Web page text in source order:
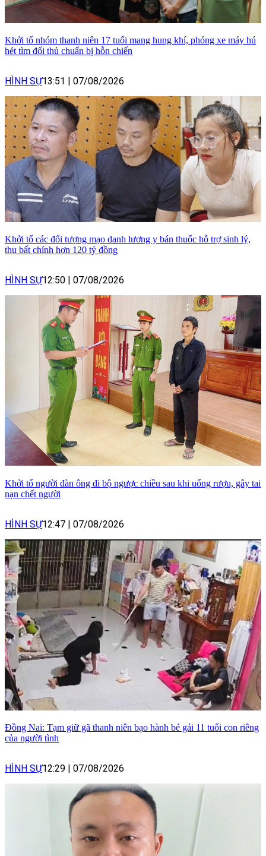
Khởi tố nhóm thanh niên 17 tuổi mang hung khí, phóng xe máy hú
hét tìm đối thủ chuẩn bị hỗn chiến
HÌNH SỰ13:51 | 07/08/2026
Khởi tố các đối tượng mạo danh lương y bán thuốc hỗ trợ sinh lý,
thu bất chính hơn 120 tỷ đồng
HÌNH SỰ12:50 07/08/2026
Khởi tố người đàn ông đi bộ ngược chiều sau khi uống rượu, gây tai
nạn chết người
HÌNH SỰ12:47 07/08/2026
Đồng Nai: Tạm giữ gã thanh niên bạo hành bé gái 11 tuổi con riêng
của người tình
HÌNH SỰ12:29 07/08/2026